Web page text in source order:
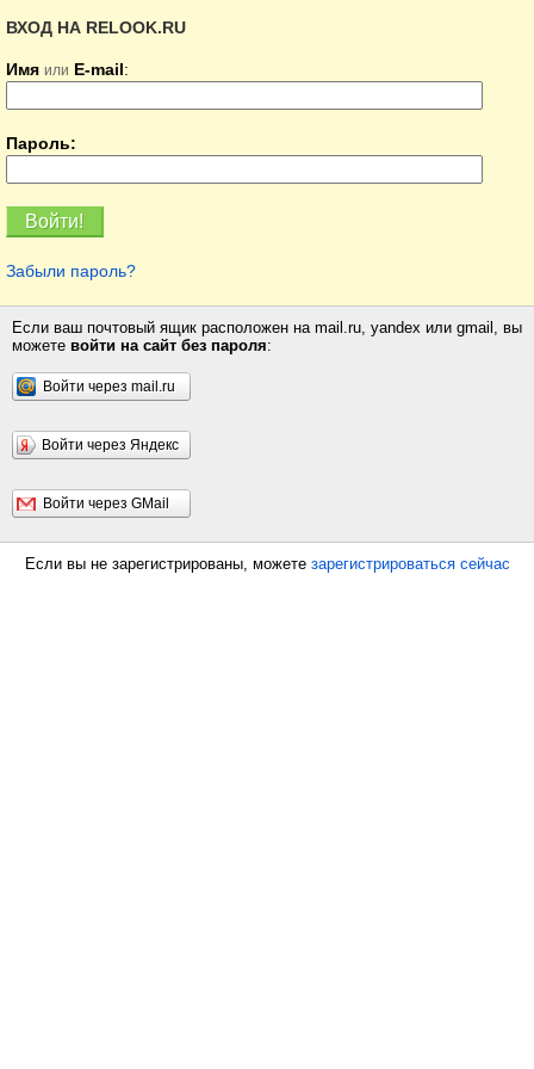
ВХОД НА RELOOK.RU
Имя или E-mail:
Пароль:
Забыли пароль?
Если ваш почтовый ящик расположен на mail.ru, yandex или gmail, вы
можете войти на сайт без пароля:
Войти через mail.ru
Войти через Яндекс
Войти через GMail
Если вы не зарегистрированы, можете зарегистрироваться сейчас